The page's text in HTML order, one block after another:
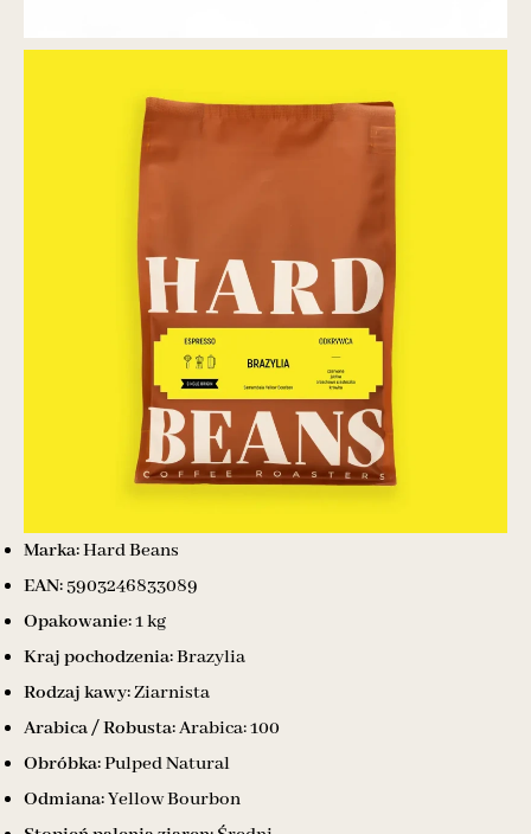
Marka:Hard Beans
EAN:5903246833089
Opakowanie:1 kg
Kraj pochodzenia:Brazylia
Rodzaj kawy:Ziarnista
Arabica / Robusta:Arabica: 100
Obróbka:Pulped Natural
Odmiana:Yellow Bourbon